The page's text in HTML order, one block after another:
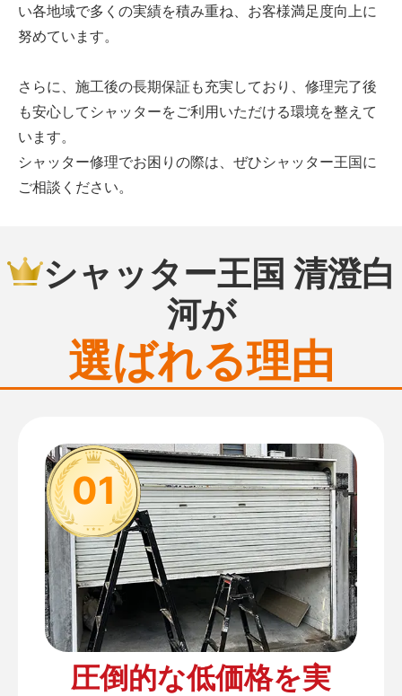
い各地域で多くの実績を積み重ね、お客様満足度向上に
努めています。
さらに、施工後の長期保証も充実しており、修理完了後
も安心してシャッターをご利用いただける環境を整えて
います。
シャッター修理でお困りの際は、ぜひシャッター王国に
ご相談ください。
シャッター王国 清澄白
河が
選ばれる理由
01
圧倒的な低価格を実